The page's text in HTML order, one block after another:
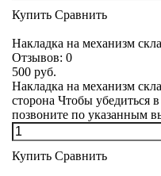
Купить Сравнить
Накладка на механизм
Отзывов: 0
500 руб.
Накладка на механизм
сторона Чтобы убедиться
позвоните по указанным
Купить Сравнить